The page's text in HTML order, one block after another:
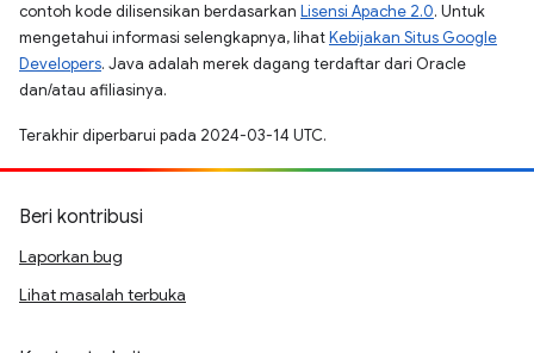
contoh kode dilisensikan berdasarkan Lisensi Apache 2.0. Untuk
mengetahui informasi selengkapnya, lihatKebijakan Situs Google
Developers. Java adalah merek dagang terdaftar dari Oracle
dan/atau afiliasinya.
Terakhir diperbarui pada 2024-03-14 UTC.
Beri kontribusi
Laporkan bug
Lihat masalah terbuka